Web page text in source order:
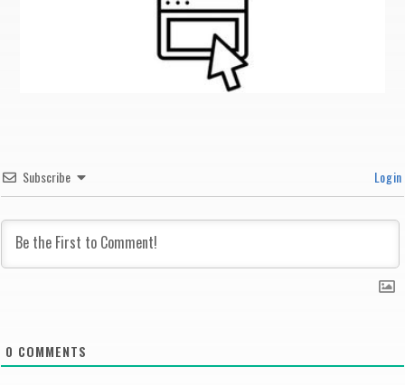
Subscribe Login
0 COMMENTS